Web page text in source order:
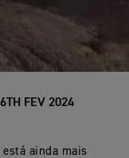
FEV 2024
ainda mais